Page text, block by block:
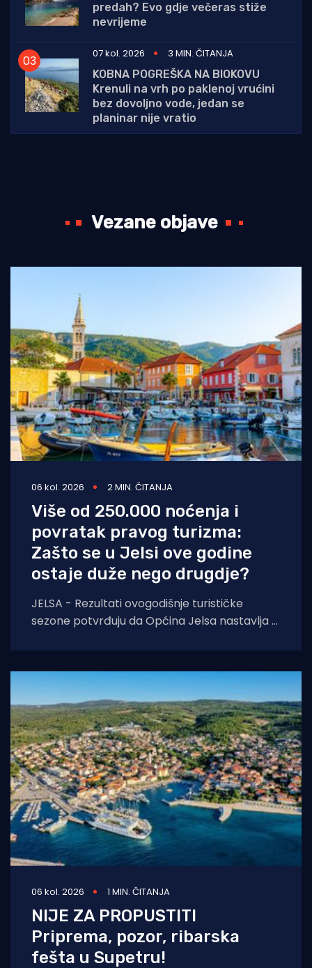
predah? Evo gdje večeras stiže
nevrijeme
07 kol. 2026
3 MIN. ČITANJA
KOBNA POGREŠKA NA BIOKOVU
Krenuli na vrh po paklenoj vrućini
bez dovoljno vode, jedan se
planinar nije vratio
Vezane objave
06 kol. 2026 2 MIN. ČITANJA
Više od 250.000 noćenja i
povratak pravog turizma:
Zašto se u Jelsi ove godine
ostaje duže nego drugdje?
JELSA - Rezultati ovogodišnje turističke
sezone potvrđuju da Općina Jelsa nastavlja u
06 kol. 2026 1 MIN. ČITANJA
NIJE ZA PROPUSTITI
Priprema, pozor, ribarska
fešta u Supetru!